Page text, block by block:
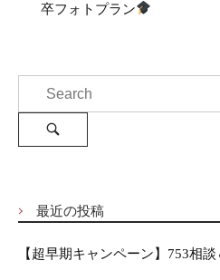
v
g
i
o
卒フォトプラン
r
f
o
e
最近の投稿
【超早期キャンペーン】753相